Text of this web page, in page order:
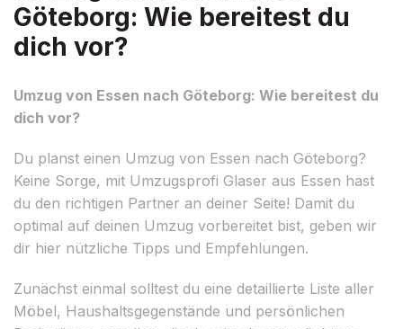
Göteborg: Wie bereitest du
dich vor?
Umzug von Essen nach Göteborg: Wie bereitest du
dich vor?
Du planst einen Umzug von Essen nach Göteborg?
Keine Sorge, mit Umzugsprofi Glaser aus Essen hast
du den richtigen Partner an deiner Seite! Damit du
optimal auf deinen Umzug vorbereitet bist, geben wir
dir hier nützliche Tipps und Empfehlungen.
Zunächst einmal solltest du eine detaillierte Liste aller
Möbel, Haushaltsgegenstände und persönlichen